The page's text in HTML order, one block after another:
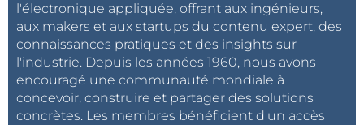
l'électronique appliquée, offrant aux ingénieurs,
aux makers et aux startups du contenu expert, des
connaissances pratiques et des insights sur
l'industrie. Depuis les années 1960, nous avons
encouragé une communauté mondiale à
concevoir, construire et partager des solutions
concrètes. Les membres bénéficient d'un accès